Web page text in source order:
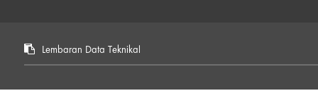
Lembaran Data Teknikal